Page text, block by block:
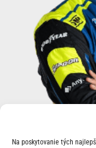
Na poskytovanie tých